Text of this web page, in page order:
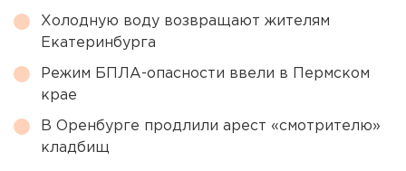
Холодную воду возвращают жителям
Екатеринбурга
Режим БПЛА-опасности ввели в Пермском
крае
В Оренбурге продлили арест «смотрителю»
кладбищ